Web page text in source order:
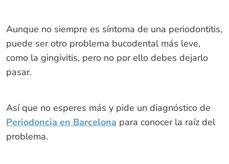
Aunque no siempre es síntoma de una periodontitis,
puede ser otro problema bucodental más leve,
como la gingivitis, pero no por ello debes dejarlo
pasar.
Así que no esperes más y pide un diagnóstico de
Periodoncia en Barcelona para conocer la raíz del
problema.